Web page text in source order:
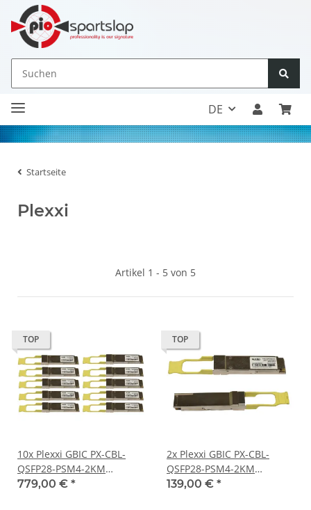
DE
Startseite
Plexxi
Artikel 1 - 5 von 5
TOP
10x Plexxi GBIC PX-CBL-
QSFP28-PSM4-2KM
100Gbps QSFP28 1310nm
779,00 € *
TOP
2x Plexxi GBIC PX-CBL-
QSFP28-PSM4-2KM
100Gbps QSFP28 1310nm
139,00 € *